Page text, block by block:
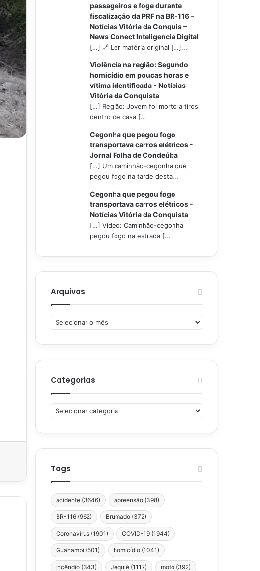
passageiros e foge durante
fiscalização da PRF na BR-116 –
Notícias Vitória da Conquis –
News Conect Inteligencia Digital
[…] 🔗 Ler matéria original […]...
Violência na região: Segundo
homicídio em poucas horas e
vítima identificada - Notícias
Vitória da Conquista
[…] Região: Jovem foi morto a tiros
dentro de casa [...
Cegonha que pegou fogo
transportava carros elétricos -
Jornal Folha de Condeúba
[…] Um caminhão-cegonha que
pegou fogo na tarde desta...
Cegonha que pegou fogo
transportava carros elétricos -
Notícias Vitória da Conquista
[…] Vídeo: Caminhão-cegonha
pegou fogo na estrada [...
Arquivos
Arquivos
Categorias
Categorias
Tags
acidente (3646) apreensão (398)
BR-116 (962) Brumado (372)
Coronavírus (1901) COVID-19 (1944)
Guanambi (501) homicídio (1041)
incêndio (343) Jequié (1117) moto (392)